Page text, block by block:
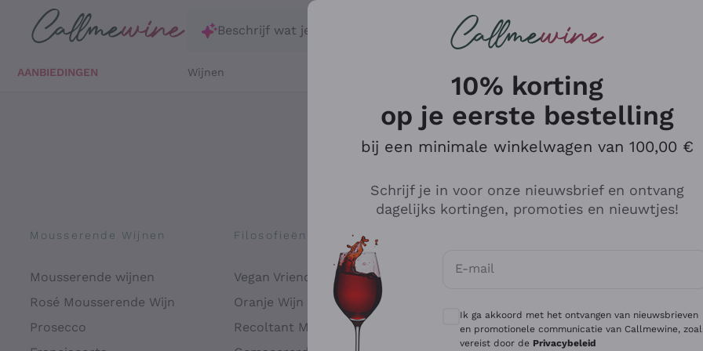
Ga direct naar de hoofdinhoud
Beschrijf wat je zoekt
AANBIEDINGEN Wijnen
Mousserende Wijnen
Mousserende wijnen
Rosé Mousserende Wijn
Prosecco
Filosofieën
Vegan Vriendelijk
Oranje Wijn
Recoltant Manipulant
Antinori
Ca' del Bosco
Gavi
10% korting
op je eerste bestelling
bij een minimale winkelwagen van 100,00 €
Schrijf je in voor onze nieuwsbrief en ontvang
dagelijks kortingen, promoties en nieuwtjes!
E-mail
Optionele toestemmingen om
Ik ga akkoord met het ontvangen van nieuwsbrieven
en promotionele communicatie van Callmewine,
vereist door de Privacybeleid